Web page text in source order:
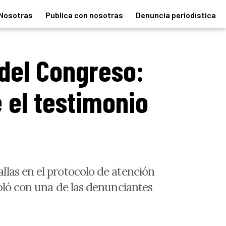
Publica con nosotras Denuncia periodística
Congreso:
el testimonio
en el protocolo de atención
con una de las denunciantes